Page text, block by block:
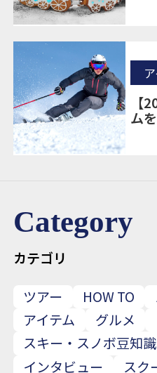
【
ム
Category
カテゴリ
ツアー
HOW TO
アイテム
グルメ
スキー・スノボ豆知識
インタビュー
スク